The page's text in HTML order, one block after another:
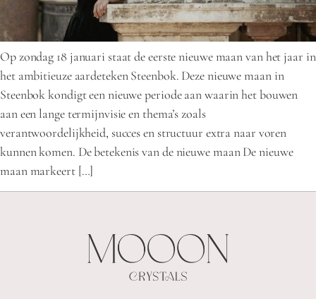
Op zondag 18 januari staat de eerste nieuwe maan van het jaar in
het ambitieuze aardeteken Steenbok. Deze nieuwe maan in
Steenbok kondigt een nieuwe periode aan waarin het bouwen
aan een lange termijnvisie en thema’s zoals
verantwoordelijkheid, succes en structuur extra naar voren
kunnen komen. De betekenis van de nieuwe maan De nieuwe
maan markeert […]